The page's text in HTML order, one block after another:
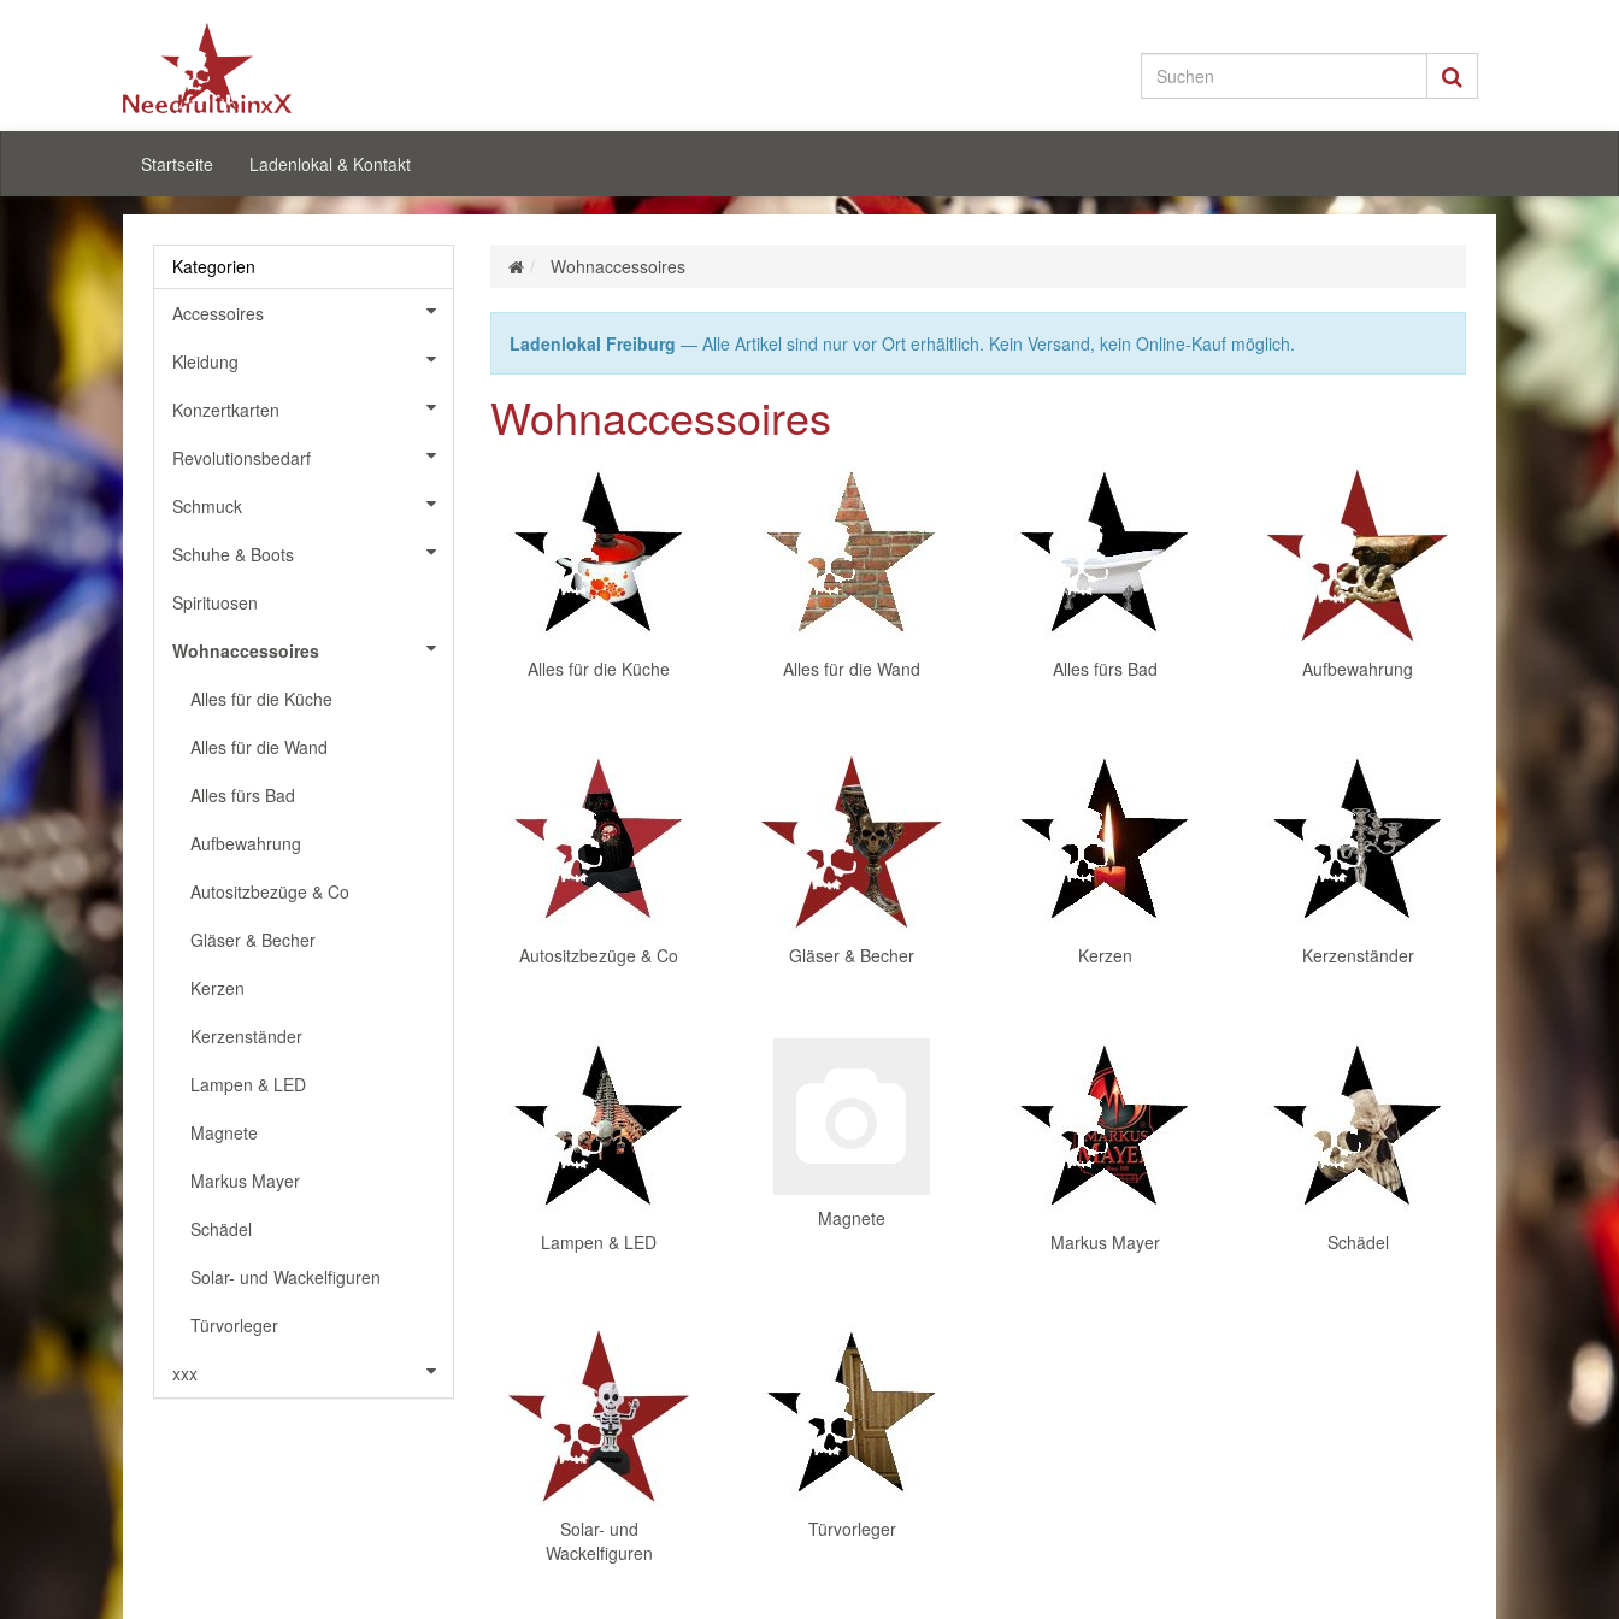
Startseite Ladenlokal & Kontakt
Wohnaccessoires
Ladenlokal Freiburg — Alle Artikel sind nur vor Ort erhältlich. Kein Versand, kein Online-Kauf möglich.
Wohnaccessoires
Alles für die Küche Alles für die Wand Alles fürs Bad Aufbewahrung
Autositzbezüge & Co Gläser & Becher Kerzen Kerzenständer
Lampen & LED
Magnete
Markus Mayer
Schädel
Solar- und
Wackelfiguren
Türvorleger
Kategorien
Accessoires
Kleidung
Konzertkarten
Revolutionsbedarf
Schmuck
Schuhe & Boots
Spirituosen
Wohnaccessoires
Alles für die Küche
Alles für die Wand
Alles fürs Bad
Aufbewahrung
Autositzbezüge & Co
Gläser & Becher
Kerzen
Kerzenständer
Lampen & LED
Magnete
Markus Mayer
Schädel
Solar- und Wackelfiguren
Türvorleger
xxx